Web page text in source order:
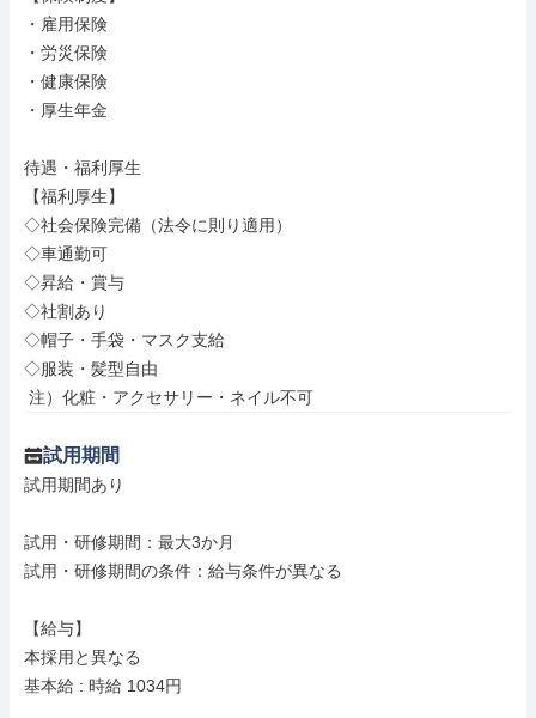
・雇用保険
・労災保険
・健康保険
・厚生年金
待遇・福利厚生
【福利厚生】
◇社会保険完備（法令に則り適用）
◇車通勤可
◇昇給・賞与
◇社割あり
◇帽子・手袋・マスク支給
◇服装・髪型自由
注）化粧・アクセサリー・ネイル不可
試用期間
試用期間あり
試用・研修期間：最大3か月
試用・研修期間の条件：給与条件が異なる
【給与】
本採用と異なる
基本給 : 時給 1034円